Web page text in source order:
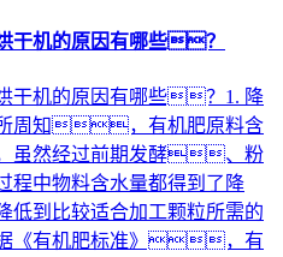
干机的原因有哪些？
干机的原因有哪些？1. 降
所周知，有机肥原料含
虽然经过前期发酵、粉
中物料含水量都得到了降
到比较适合加工颗粒所需的
有机肥标准》，有